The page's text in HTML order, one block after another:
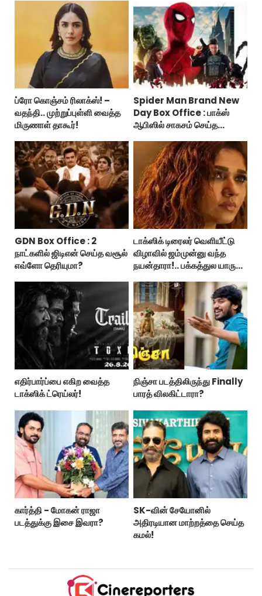
ப்ரோ கொஞ்சம் ரிலாக்ஸ்! –
வதந்தி.. முற்றுப்புள்ளி வைத்த
மிருணாள் தாகூர்!
Spider Man Brand New
Day Box Office : பாக்ஸ்
ஆபிஸில் சாகசம் செய்த
GDN Box Office : 2
நாட்களில் ஜிடிஎன் செய்த வசூல்
எவ்ளோ தெரியுமா?
டாக்ஸிக் டிரைலர் வெளியீட்டு
விழாவில் ஜம்முன்னு வந்த
நயன்தாரா!.. பக்கத்துல யாரு
எதிர்பார்ப்பை எகிற வைத்த
டாக்ஸிக் ட்ரெய்லர்!
நிஞ்சா படத்திலிருந்து Finally
பாரத் விலகிட்டாரா?
கார்த்தி - மோகன் ராஜா
படத்துக்கு இசை இவரா?
SK-வின் சேயோனில்
அதிரடியான மாற்றத்தை செய்த
கமல்!